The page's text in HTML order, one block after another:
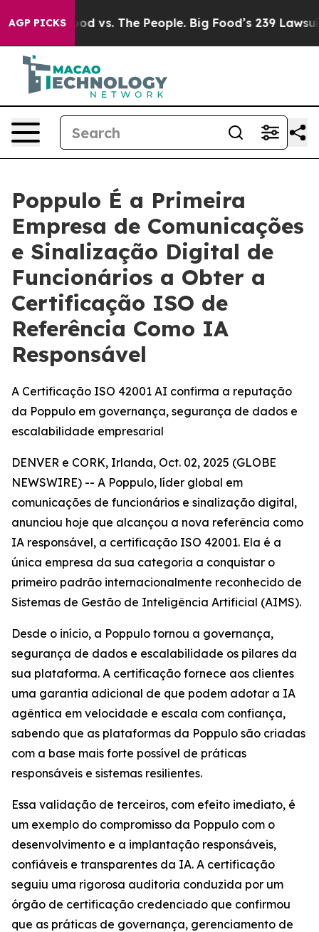
AGP PICKS
Big Food vs. The People. Big Food’s 239 Lawsuits
Poppulo É a Primeira
Empresa de Comunicações
e Sinalização Digital de
Funcionários a Obter a
Certificação ISO de
Referência Como IA
Responsável
A Certificação ISO 42001 AI confirma a reputação
da Poppulo em governança, segurança de dados e
escalabilidade empresarial
DENVER e CORK, Irlanda, Oct. 02, 2025 (GLOBE
NEWSWIRE) -- A Poppulo, líder global em
comunicações de funcionários e sinalização digital,
anunciou hoje que alcançou a nova referência como
IA responsável, a certificação ISO 42001. Ela é a
única empresa da sua categoria a conquistar o
primeiro padrão internacionalmente reconhecido de
Sistemas de Gestão de Inteligência Artificial (AIMS).
Desde o início, a Poppulo tornou a governança,
segurança de dados e escalabilidade os pilares da
sua plataforma. A certificação fornece aos clientes
uma garantia adicional de que podem adotar a IA
agêntica em velocidade e escala com confiança,
sabendo que as plataformas da Poppulo são criadas
com a base mais forte possível de práticas
responsáveis e sistemas resilientes.
Essa validação de terceiros, com efeito imediato, é
um exemplo do compromisso da Poppulo com o
desenvolvimento e a implantação responsáveis,
confiáveis e transparentes da IA. A certificação
seguiu uma rigorosa auditoria conduzida por um
órgão de certificação credenciado que confirmou
que as práticas de governança, gerenciamento de